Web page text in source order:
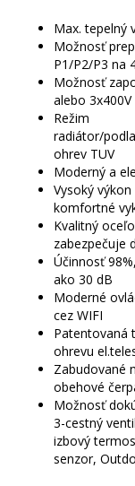
Max. tepelný
Možnosť
P1/P2/P3 na
Možnosť
alebo 3x400V
Režim
radiátor/
ohrev TUV
Moderný a
Vysoký
komfortné
Kvalitný
zabezpečuje
Účinnosť
ako 30 dB
Moderné
cez WIFI
Patentovaná
ohrevu
Zabudované
obehové
Možnosť
3-cestný
izbový
senzor,